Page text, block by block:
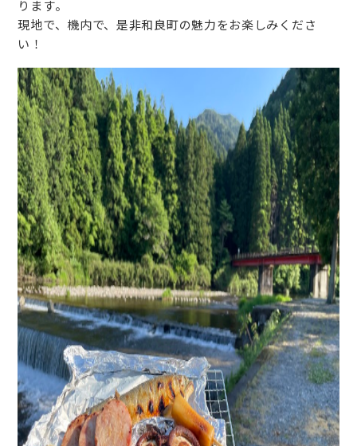
ります。
現地で、機内で、是非和良町の魅力をお楽しみくださ
い！